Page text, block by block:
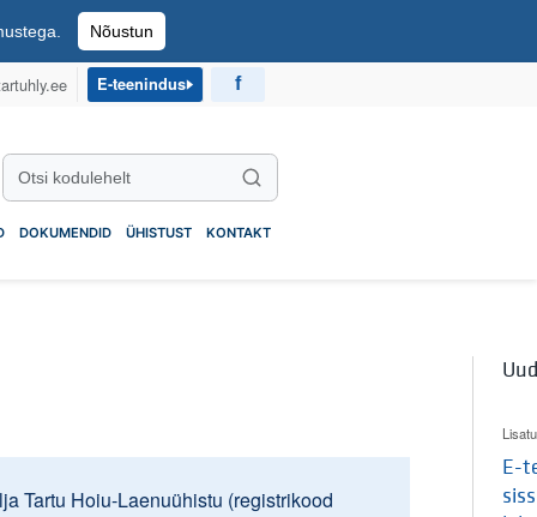
Nõustun
E-teenindus
Otsi kodulehelt
Otsi
DOKUMENDID ÜHISTUST KONTAKT
Tartu Hoiu-Laenuühistu (registrikood
E-